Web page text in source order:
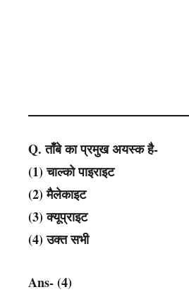
Q. ताँबे का प्रमुख अयस्क है-
(1) चाल्को पाइराइट
(2) मैलेकाइट
(3) क्यूप्राइट
(4) उक्त सभी
Ans- (4)